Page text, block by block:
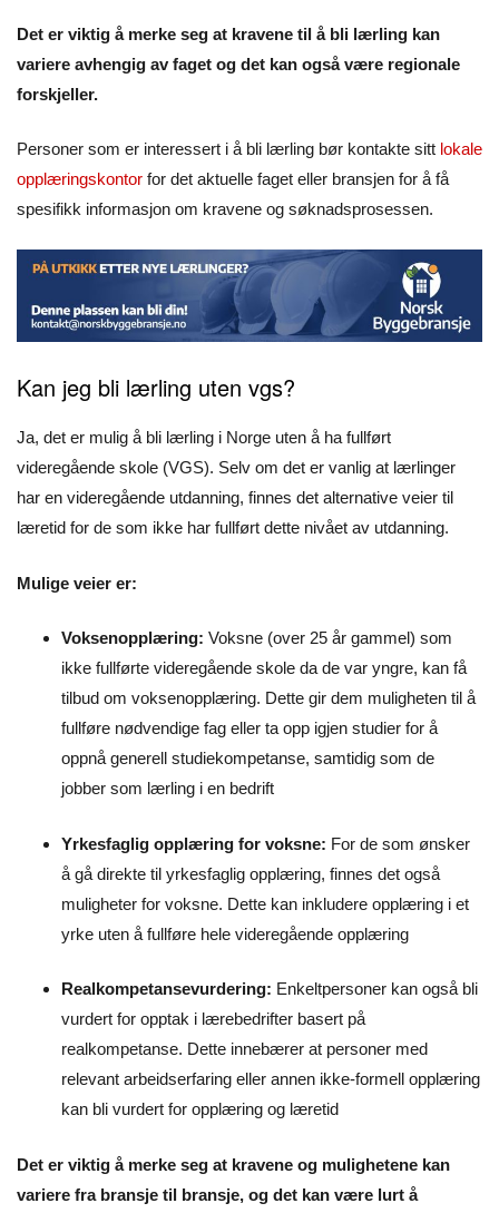
Det er viktig å merke seg at kravene til å bli lærling kan
variere avhengig av faget og det kan også være regionale
forskjeller.
Personer som er interessert i å bli lærling bør kontakte sitt lokale
opplæringskontor for det aktuelle faget eller bransjen for å få
spesifikk informasjon om kravene og søknadsprosessen.
Kan jeg bli lærling uten vgs?
Ja, det er mulig å bli lærling i Norge uten å ha fullført
videregående skole (VGS). Selv om det er vanlig at lærlinger
har en videregående utdanning, finnes det alternative veier til
læretid for de som ikke har fullført dette nivået av utdanning.
Mulige veier er:
Voksenopplæring: Voksne (over 25 år gammel) som
ikke fullførte videregående skole da de var yngre, kan få
tilbud om voksenopplæring. Dette gir dem muligheten til å
fullføre nødvendige fag eller ta opp igjen studier for å
oppnå generell studiekompetanse, samtidig som de
jobber som lærling i en bedrift
Yrkesfaglig opplæring for voksne: For de som ønsker
å gå direkte til yrkesfaglig opplæring, finnes det også
muligheter for voksne. Dette kan inkludere opplæring i et
yrke uten å fullføre hele videregående opplæring
Realkompetansevurdering: Enkeltpersoner kan også bli
vurdert for opptak i lærebedrifter basert på
realkompetanse. Dette innebærer at personer med
relevant arbeidserfaring eller annen ikke-formell opplæring
kan bli vurdert for opplæring og læretid
Det er viktig å merke seg at kravene og mulighetene kan
variere fra bransje til bransje, og det kan være lurt å